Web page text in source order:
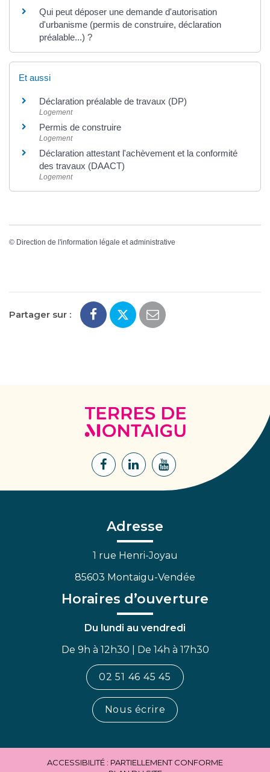
Qui peut déposer une demande d'autorisation
d'urbanisme (permis de construire, déclaration
préalable...) ?
Et aussi
Déclaration préalable de travaux (DP)
Logement
Permis de construire
Logement
Déclaration attestant l'achèvement et la conformité
des travaux (DAACT)
Logement
© Direction de l'information légale et administrative
Partager sur :
Terres
de
Montaigu
Lien
Facebook
Lien
Lien
Adresse
1 rue Henri-Joyau
85603 Montaigu-Vendée
Horaires d’ouverture
Du lundi au vendredi
De 9h à 12h30 | De 14h à 17h30
02 51 46 45 45
Nous écrire
ACCESSIBILITÉ : PARTIELLEMENT CONFORME